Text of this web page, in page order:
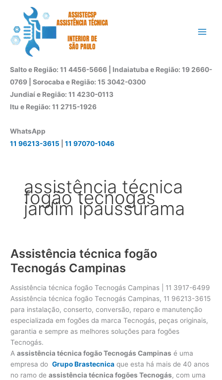
conteúdo
Salto e Região: 11 4456-5666 | Indaiatuba e Região: 19 2660-
0769 | Sorocaba e Região: 15 3042-0300
Jundiaí e Região: 11 4230-0113
Itu e Região: 11 2715-1926
WhatsApp
11 96213-3615
11 97070-1046
assistência técnica
fogão tecnogás
jardim ipaussurama
Assistência técnica fogão
Tecnogás Campinas
Assistência técnica fogão Tecnogás Campinas | 11 3917-6499
Assistência técnica fogão Tecnogás Campinas, 11 96213-3615
para instalação, conserto, conversão, reparo e manutenção
especializada em fogões da marca Tecnogás, peças originais,
garantia e sempre as melhores soluções para fogões
Tecnogás.
Aassistência técnica fogão Tecnogás Campinas é uma
empresa doGrupo Brastecnica que esta há mais de 40 anos
no ramo deassistência técnica fogões Tecnogás, com uma